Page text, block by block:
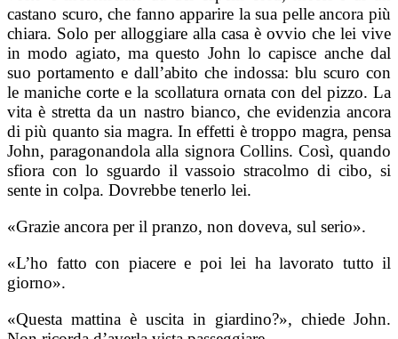
castano scuro, che fanno apparire la sua pelle ancora più
chiara. Solo per alloggiare alla casa è ovvio che lei vive
in modo agiato, ma questo John lo capisce anche dal
suo portamento e dall’abito che indossa: blu scuro con
le maniche corte e la scollatura ornata con del pizzo. La
vita è stretta da un nastro bianco, che evidenzia ancora
di più quanto sia magra. In effetti è troppo magra, pensa
John, paragonandola alla signora Collins. Così, quando
sfiora con lo sguardo il vassoio stracolmo di cibo, si
sente in colpa. Dovrebbe tenerlo lei.
«Grazie ancora per il pranzo, non doveva, sul serio».
«L’ho fatto con piacere e poi lei ha lavorato tutto il
giorno».
«Questa mattina è uscita in giardino?», chiede John.